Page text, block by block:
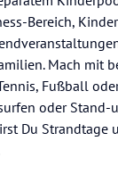
Bereich,
Mach mit
Fußball
oder Stand-
Du Strandtage